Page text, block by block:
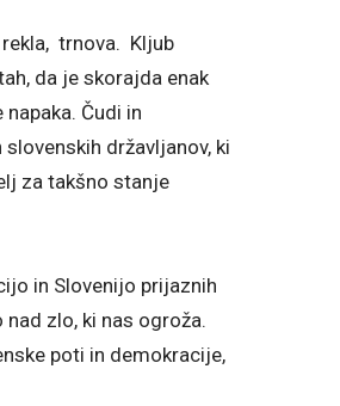
trnova. Kljub
da je skorajda enak
Čudi in
državljanov, ki
za takšno stanje
in Slovenijo prijaznih
zlo, ki nas ogroža.
poti in demokracije,